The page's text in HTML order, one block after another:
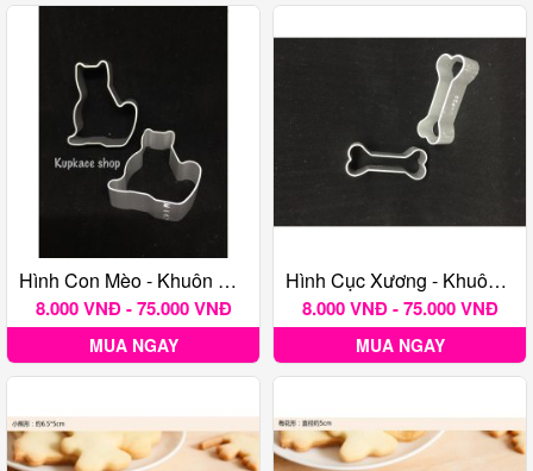
Hình Con Mèo - Khuôn Nhấn Bánh Quy TQ
8.000 VNĐ - 75.000 VNĐ
MUA NGAY
Hình Cục Xương - Khuôn Nhấn Bánh Quy TQ
8.000 VNĐ - 75.000 VNĐ
MUA NGAY